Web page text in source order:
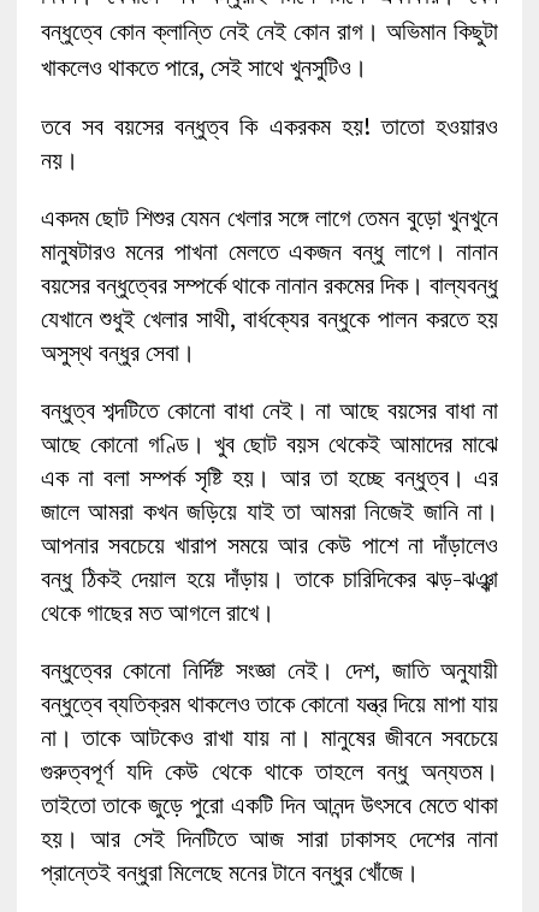
বন্ধুত্বে কোন ক্লান্তি নেই নেই কোন রাগ। অভিমান কিছুটা
খাকলেও থাকতে পারে, সেই সাথে খুনসুটিও।
তবে সব বয়সের বন্ধুত্ব কি একরকম হয়! তাতো হওয়ারও
নয়।
একদম ছোট শিশুর যেমন খেলার সঙ্গে লাগে তেমন বুড়ো খুনখুনে
মানুষটারও মনের পাখনা মেলতে একজন বন্ধু লাগে। নানান
বয়সের বন্ধুত্বের সম্পর্কে থাকে নানান রকমের দিক। বাল্যবন্ধু
যেখানে শুধুই খেলার সাথী, বার্ধক্যের বন্ধুকে পালন করতে হয়
অসুস্থ বন্ধুর সেবা।
বন্ধুত্ব শব্দটিতে কোনো বাধা নেই। না আছে বয়সের বাধা না
আছে কোনো গণ্ডি। খুব ছোট বয়স থেকেই আমাদের মাঝে
এক না বলা সম্পর্ক সৃষ্টি হয়। আর তা হচ্ছে বন্ধুত্ব। এর
জালে আমরা কখন জড়িয়ে যাই তা আমরা নিজেই জানি না।
আপনার সবচেয়ে খারাপ সময়ে আর কেউ পাশে না দাঁড়ালেও
বন্ধু ঠিকই দেয়াল হয়ে দাঁড়ায়। তাকে চারিদিকের ঝড়-ঝঞ্ঝা
থেকে গাছের মত আগলে রাখে।
বন্ধুত্বের কোনো নির্দিষ্ট সংজ্ঞা নেই। দেশ, জাতি অনুযায়ী
বন্ধুত্বে ব্যতিক্রম থাকলেও তাকে কোনো যন্ত্র দিয়ে মাপা যায়
না। তাকে আটকেও রাখা যায় না। মানুষের জীবনে সবচেয়ে
গুরুত্বপূর্ণ যদি কেউ থেকে থাকে তাহলে বন্ধু অন্যতম।
তাইতো তাকে জুড়ে পুরো একটি দিন আনন্দ উৎসবে মেতে থাকা
হয়। আর সেই দিনটিতে আজ সারা ঢাকাসহ দেশের নানা
প্রান্তেই বন্ধুরা মিলেছে মনের টানে বন্ধুর খোঁজে।